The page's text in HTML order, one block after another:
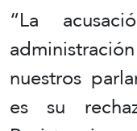
“La
nuestros
es su